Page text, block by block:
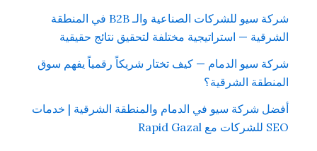
شركة سيو للشركات الصناعية والـ B2B في المنطقة
الشرقية — استراتيجية مختلفة لتحقيق نتائج حقيقية
شركة سيو الدمام — كيف تختار شريكاً رقمياً يفهم سوق
المنطقة الشرقية؟
أفضل شركة سيو في الدمام والمنطقة الشرقية | خدمات
SEO للشركات مع Rapid Gazal